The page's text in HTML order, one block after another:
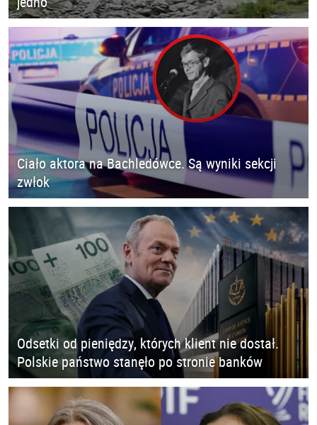
Ciało aktora na Bachledówce. Są wyniki sekcji
zwłok
Odsetki od pieniędzy, których klient nie dostał.
Polskie państwo stanęło po stronie banków